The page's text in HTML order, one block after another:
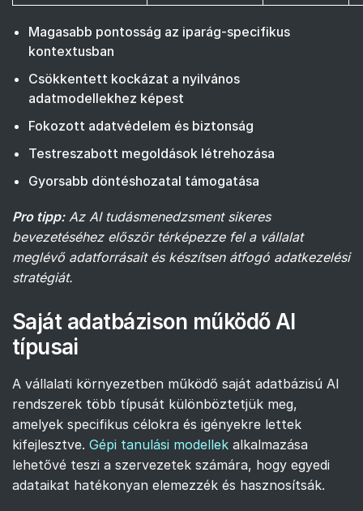
Magasabb pontosság az iparág-specifikus
kontextusban
Csökkentett kockázat a nyilvános
adatmodellekhez képest
Fokozott adatvédelem és biztonság
Testreszabott megoldások létrehozása
Gyorsabb döntéshozatal támogatása
Pro tipp: Az AI tudásmenedzsment sikeres
bevezetéséhez először térképezze fel a vállalat
meglévő adatforrásait és készítsen átfogó adatkezelési
stratégiát.
Saját adatbázison működő AI
típusai
A vállalati környezetben működő saját adatbázisú AI
rendszerek több típusát különböztetjük meg,
amelyek specifikus célokra és igényekre lettek
kifejlesztve. Gépi tanulási modellek alkalmazása
lehetővé teszi a szervezetek számára, hogy egyedi
adataikat hatékonyan elemezzék és hasznosítsák.